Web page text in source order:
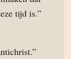
tijd is.”